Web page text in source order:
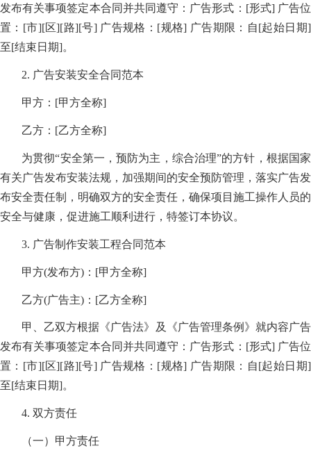
发布有关事项签定本合同并共同遵守：广告形式：[形式] 广告位
置：[市][区][路][号] 广告规格：[规格] 广告期限：自[起始日期]
至[结束日期]。
2. 广告安装安全合同范本
甲方：[甲方全称]
乙方：[乙方全称]
为贯彻“安全第一，预防为主，综合治理”的方针，根据国家
有关广告发布安装法规，加强期间的安全预防管理，落实广告发
布安全责任制，明确双方的安全责任，确保项目施工操作人员的
安全与健康，促进施工顺利进行，特签订本协议。
3. 广告制作安装工程合同范本
甲方(发布方)：[甲方全称]
乙方(广告主)：[乙方全称]
甲、乙双方根据《广告法》及《广告管理条例》就内容广告
发布有关事项签定本合同并共同遵守：广告形式：[形式] 广告位
置：[市][区][路][号] 广告规格：[规格] 广告期限：自[起始日期]
至[结束日期]。
4. 双方责任
（一）甲方责任